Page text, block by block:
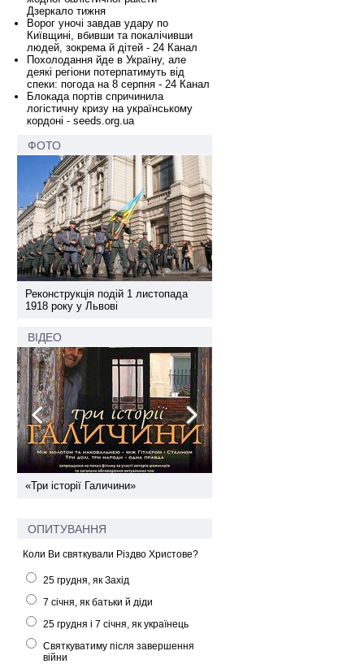
Дзеркало тижня
Ворог уночі завдав удару по
Київщині, вбивши та покалічивши
людей, зокрема й дітей - 24 Канал
Похолодання йде в Україну, але
деякі регіони потерпатимуть від
спеки: погода на 8 серпня - 24 Канал
Блокада портів спричинила
логістичну кризу на українському
кордоні - seeds.org.ua
ФОТО
Реконструкція подій 1 листопада
1918 року у Львові
ВІДЕО
«Три історії Галичини»
ОПИТУВАННЯ
Коли Ви святкували Різдво Христове?
25 грудня, як Захід
7 січня, як батьки й діди
25 грудня і 7 січня, як українець
Святкуватиму після завершення
війни